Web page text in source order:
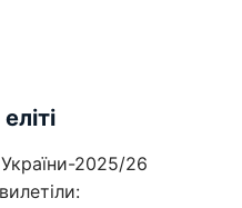
2025/26